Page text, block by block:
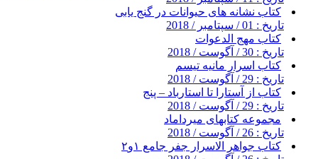
کتاب نشانه های حیوانات در گنج یابی
تاریخ : 01 / سپتامبر / 2018
کتاب مهج الدعوات
تاریخ : 30 / آگوست / 2018
کتاب اسرار مانیه تیسم
تاریخ : 29 / آگوست / 2018
کتاب از آستارا تا استارباد – پنج
تاریخ : 29 / آگوست / 2018
مجموعه کتابهای میرداماد
تاریخ : 26 / آگوست / 2018
کتاب جواهر الاسرار جفر جامع ۱و۲